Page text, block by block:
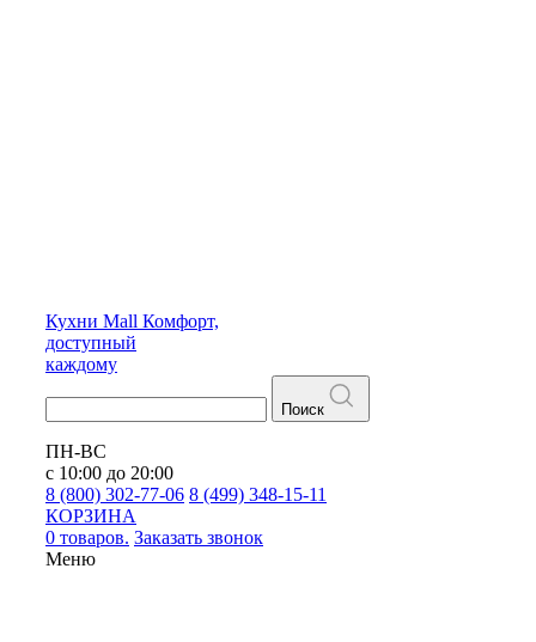
Кухни Mall Комфорт,
доступный
каждому
Поиск
ПН-ВС
с 10:00 до 20:00
8 (800) 302-77-06 8 (499) 348-15-11
КОРЗИНА
0 товаров. Заказать звонок
Меню